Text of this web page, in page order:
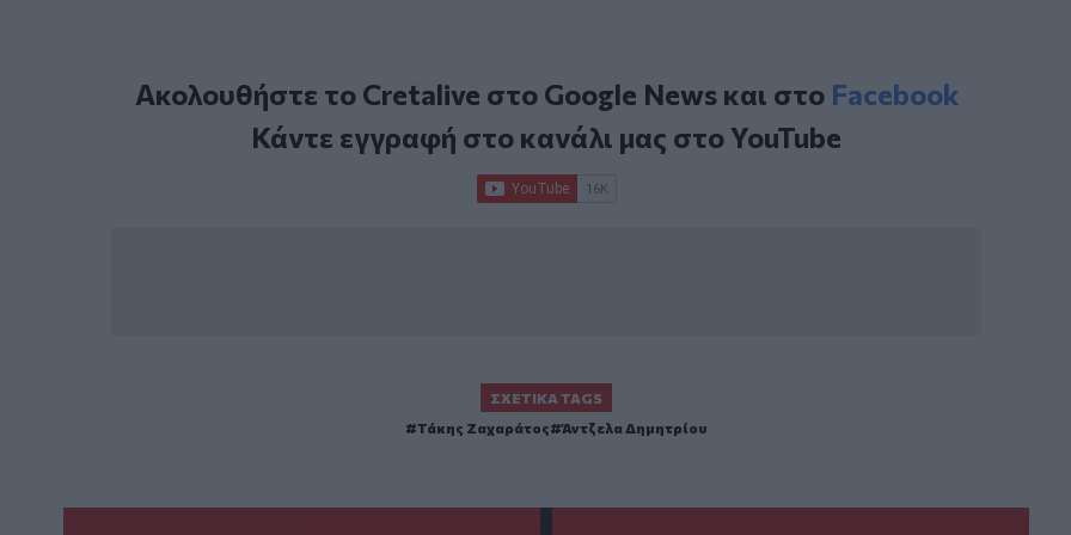
Ακολουθήστε το Cretalive στο Google Newsκαι στο Facebook
Κάντε εγγραφή στο κανάλι μας στοYouTube
ΣΧΕΤΙΚΆ TAGS
Τάκης Ζαχαράτος
Άντζελα Δημητρίου